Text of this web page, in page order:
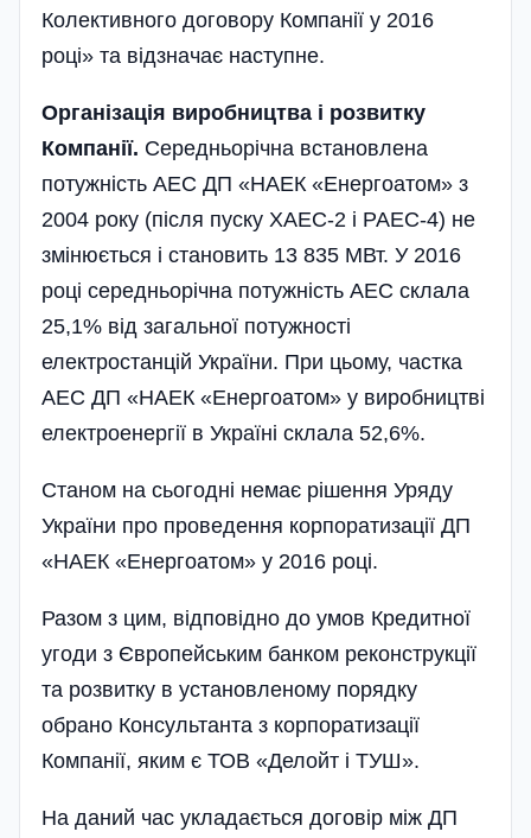
Колективного договору Компанії у 2016
році» та відзначає наступне.
Організація виробництва і розвитку
Компанії. Середньорічна встановлена
потужність АЕС ДП «НАЕК «Енергоатом» з
2004 року (після пуску ХАЕС-2 і РАЕС-4) не
змінюється і становить 13 835 МВт. У 2016
році середньорічна потужність АЕС склала
25,1% від загальної потужності
електростанцій України. При цьому, частка
АЕС ДП «НАЕК «Енергоатом» у виробництві
електроенергії в Україні склала 52,6%.
Станом на сьогодні немає рі­шен­ня Уряду
України про проведення корпоратизації ДП
«НАЕК «Енергоатом» у 2016 році.
Разом з цим, відповідно до умов Кредитної
угоди з Європейським банком реконструкції
та розвитку в установленому порядку
обрано Консультанта з корпоратизації
Компанії, яким є ТОВ «Делойт і ТУШ».
На даний час укладається договір між ДП